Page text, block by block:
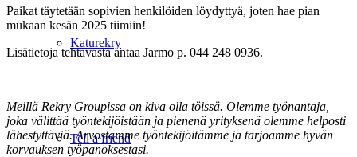
Katurekry
Tell a friend
Paikat täytetään sopivien henkilöiden löydyttyä, joten hae pian
mukaan kesän 2025 tiimiin!
Lisätietoja tehtävästä antaa Jarmo p. 044 248 0936.
Meillä Rekry Groupissa on kiva olla töissä. Olemme työnantaja,
joka välittää työntekijöistään ja pienenä yrityksenä olemme helposti
lähestyttäviä. Arvostamme työntekijöitämme ja tarjoamme hyvän
korvauksen työpanoksestasi.